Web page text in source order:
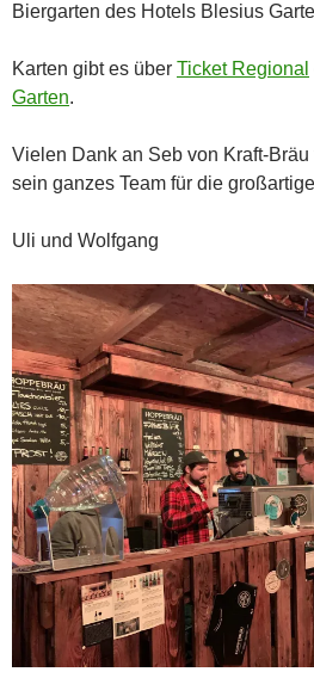
Biergarten des Hotels Blesius
Karten gibt es über Ticket Regional
Garten.
Vielen Dank an Seb von Kraft-
sein ganzes Team für die
Uli und Wolfgang